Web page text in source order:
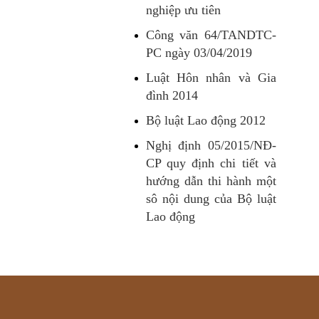
nghiệp ưu tiên
Công văn 64/TANDTC-
PC ngày 03/04/2019
Luật Hôn nhân và Gia
đình 2014
Bộ luật Lao động 2012
Nghị định 05/2015/NĐ-
CP quy định chi tiết và
hướng dẫn thi hành một
sô nội dung của Bộ luật
Lao động